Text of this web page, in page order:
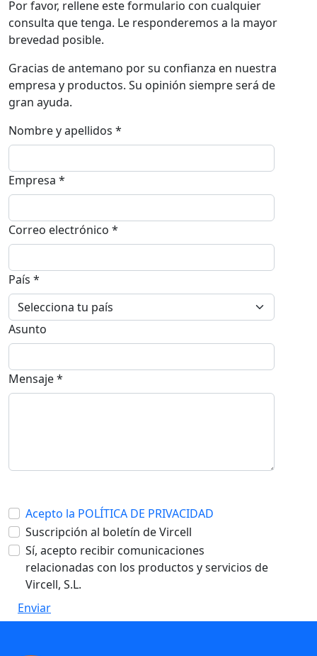
Por favor, rellene este formulario con cualquier
consulta que tenga. Le responderemos a la mayor
brevedad posible.
Gracias de antemano por su confianza en nuestra
empresa y productos. Su opinión siempre será de
gran ayuda.
Nombre y apellidos *
Empresa *
Correo electrónico *
País *
Asunto
Mensaje *
Acepto la POLÍTICA DE PRIVACIDAD
Suscripción al boletín de Vircell
Sí, acepto recibir comunicaciones
relacionadas con los productos y servicios de
Vircell, S.L.
Enviar